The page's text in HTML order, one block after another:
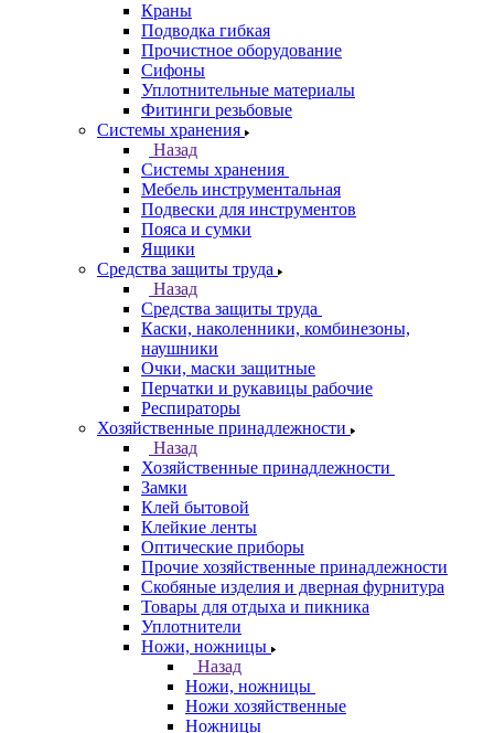
Краны
Подводка гибкая
Прочистное оборудование
Сифоны
Уплотнительные материалы
Фитинги резьбовые
Системы хранения
Назад
Системы хранения
Мебель инструментальная
Подвески для инструментов
Пояса и сумки
Ящики
Средства защиты труда
Назад
Средства защиты труда
Каски, наколенники, комбинезоны,
наушники
Очки, маски защитные
Перчатки и рукавицы рабочие
Респираторы
Хозяйственные принадлежности
Назад
Хозяйственные принадлежности
Замки
Клей бытовой
Клейкие ленты
Оптические приборы
Прочие хозяйственные принадлежности
Скобяные изделия и дверная фурнитура
Товары для отдыха и пикника
Уплотнители
Ножи, ножницы
Назад
Ножи, ножницы
Ножи хозяйственные
Ножницы